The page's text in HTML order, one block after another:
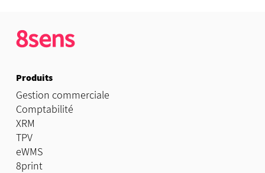
Produits
Gestion commerciale
Comptabilité
XRM
TPV
eWMS
8print